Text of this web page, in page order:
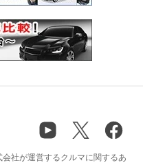
社が運営するクルマに関するあ